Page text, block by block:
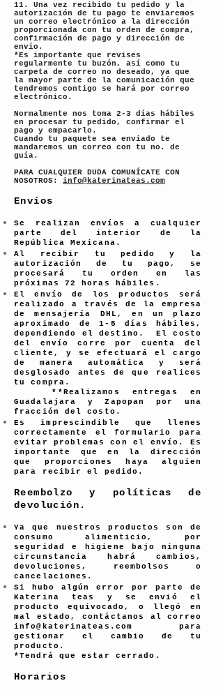
11. Una vez recibido tu pedido y la
autorización de tu pago te enviaremos
un correo electrónico a la dirección
proporcionada con tu orden de compra,
confirmación de pago y dirección de
envío.
*Es importante que revises
regularmente tu buzón, así como tu
carpeta de correo no deseado, ya que
la mayor parte de la comunicación que
tendremos contigo se hará por correo
electrónico.
Normalmente nos toma 2-3 días hábiles
en procesar tu pedido, confirmar el
pago y empacarlo.
Cuando tu paquete sea enviado te
mandaremos un correo con tu no. de
guía.
PARA CUALQUIER DUDA COMUNÍCATE CON
NOSOTROS: info@katerinateas.com
Envíos
Se realizan envíos a cualquier
parte del interior de la
República Mexicana.
Al recibir tu pedido y la
autorización de tu pago, se
procesará tu orden en las
próximas 72 horas hábiles.
El envío de los productos será
realizado a través de la empresa
de mensajería DHL, en un plazo
aproximado de 1-5 días hábiles,
dependiendo el destino. El costo
del envío corre por cuenta del
cliente, y se efectuará el cargo
de manera automática y será
desglosado antes de que realices
tu compra.
**Realizamos entregas en
Guadalajara y Zapopan por una
fracción del costo.
Es imprescindible que llenes
correctamente el formulario para
evitar problemas con el envío. Es
importante que en la dirección
que proporciones haya alguien
para recibir el pedido.
Reembolzo y políticas de
devolución.
Ya que nuestros productos son de
consumo alimenticio, por
seguridad e higiene bajo ninguna
circunstancia habrá cambios,
devoluciones, reembolsos o
cancelaciones.
Si hubo algún error por parte de
Katerina teas y se envió el
producto equivocado, o llegó en
mal estado, contáctanos al correo
info@katerinateas.com para
gestionar el cambio de tu
producto.
*Tendrá que estar cerrado.
Horarios